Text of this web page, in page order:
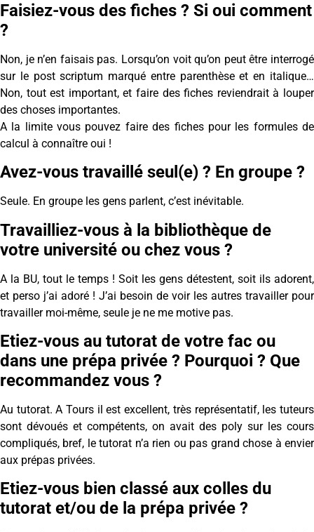
Faisiez-vous des fiches ? Si oui comment
?
Non, je n’en faisais pas. Lorsqu’on voit qu’on peut être interrogé
sur le post scriptum marqué entre parenthèse et en italique…
Non, tout est important, et faire des fiches reviendrait à louper
des choses importantes.
A la limite vous pouvez faire des fiches pour les formules de
calcul à connaître oui !
Avez-vous travaillé seul(e) ? En groupe ?
Seule. En groupe les gens parlent, c’est inévitable.
Travailliez-vous à la bibliothèque de
votre université ou chez vous ?
A la BU, tout le temps ! Soit les gens détestent, soit ils adorent,
et perso j’ai adoré ! J’ai besoin de voir les autres travailler pour
travailler moi-même, seule je ne me motive pas.
Etiez-vous au tutorat de votre fac ou
dans une prépa privée ? Pourquoi ? Que
recommandez vous ?
Au tutorat. A Tours il est excellent, très représentatif, les tuteurs
sont dévoués et compétents, on avait des poly sur les cours
compliqués, bref, le tutorat n’a rien ou pas grand chose à envier
aux prépas privées.
Etiez-vous bien classé aux colles du
tutorat et/ou de la prépa privée ?